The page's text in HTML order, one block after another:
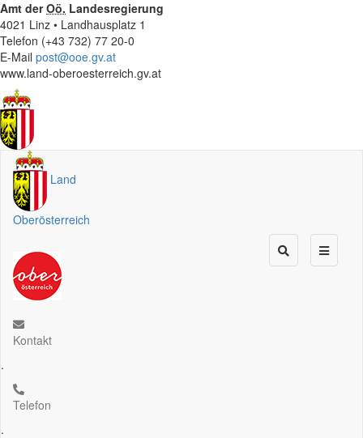
Amt derOö. Landesregierung
4021 Linz • Landhausplatz 1
Telefon (+43 732) 77 20-0
E-Mail post@ooe.gv.at
www.land-oberoesterreich.gv.at
Land
Oberösterreich
Kontakt
.
Telefon
.